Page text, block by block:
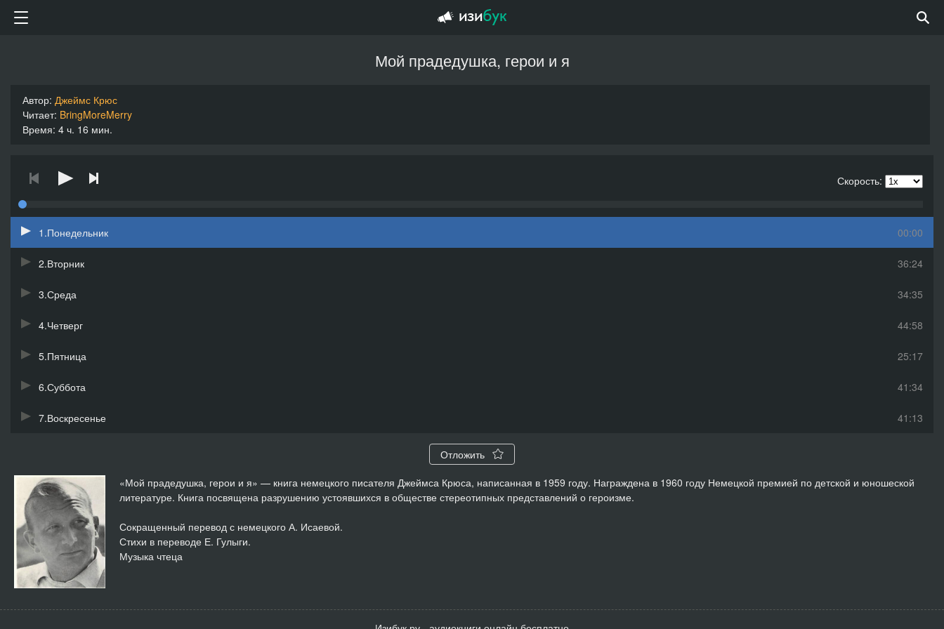
Мой прадедушка, герои и я
Автор: Джеймс Крюс
Читает: BringMoreMerry
Время: 4 ч. 16 мин.
Скорость:
00:00
1.Понедельник
36:24
2.Вторник
34:35
3.Среда
44:58
4.Четверг
25:17
5.Пятница
41:34
6.Суббота
41:13
7.Воскресенье
Отложить
«Мой прадедушка, герои и я» — книга немецкого писателя Джеймса Крюса, написанная в 1959 году. Награждена в 1960 году Немецкой премией по детской и юношеской
литературе. Книга посвящена разрушению устоявшихся в обществе стереотипных представлений о героизме.
Сокращенный перевод с немецкого А. Исаевой.
Стихи в переводе Е. Гулыги.
Музыка чтеца